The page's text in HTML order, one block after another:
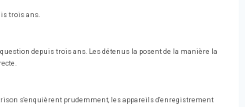
trois ans.
depuis trois ans. Les détenus la posent de la manière la
s'enquièrent prudemment, les appareils d'enregistrement